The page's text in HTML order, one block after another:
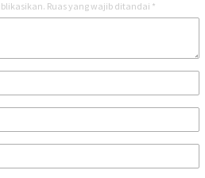
Ruas yang wajib ditandai *